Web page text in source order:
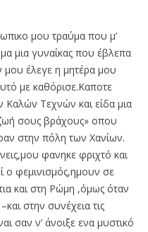
μου τραύμα που μ’
μια γυναίκας που έβλεπα
μου έλεγε η μητέρα μου
με καθόρισε.Καποτε
Καλών Τεχνών και είδα μια
ζωή σους βράχους» οπου
στην πόλη των Χανίων.
φανηκε φριχτό και
ο φεμινισμός,ημουν σε
και στη Ρώμη ,όμως όταν
στην συνέχεια τις
σαν ν’ άνοιξε ενα μυστικό